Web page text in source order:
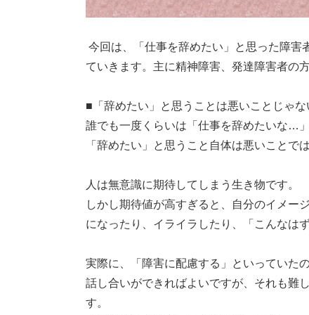
今回は、「仕事を辞めたい」と思った障害
ていきます。主に精神障害、発達障害者の
■「辞めたい」と思うことは悪いことじゃな
誰でも一度くらいは「仕事を辞めたいな…
「辞めたい」と思うこと自体は悪いことで
人は無意識に期待してしまう生き物です。
しかし期待値が高すぎると、自分のイメー
になったり、イライラしたり、「こんなは
実際に、「障害に配慮する」といっていた
話し合いができればよいですが、それも難
す。